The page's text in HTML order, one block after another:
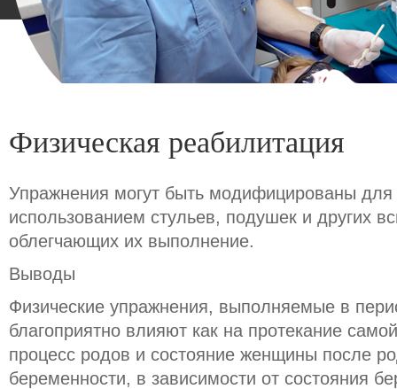
Физическая реабилитация
Упражнения могут быть модифицированы
использованием стульев, подушек и других
облегчающих их выполнение.
Выводы
Физические упражнения, выполняемые в
благоприятно влияют как на протекание
процесс родов и состояние женщины после
беременности, в зависимости от состояния